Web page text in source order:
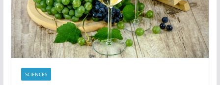
SCIENCES